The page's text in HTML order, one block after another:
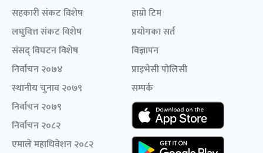
सहकारी संकट विशेष
लघुवित्त संकट विशेष
संसद् विघटन विशेष
निर्वाचन २०७४
स्थानीय चुनाव २०७९
निर्वाचन २०७९
निर्वाचन २०८२
एमाले महाधिवेशन २०८२
हाम्रो टिम
प्रयोगका सर्त
विज्ञापन
प्राइभेसी पोलिसी
सम्पर्क